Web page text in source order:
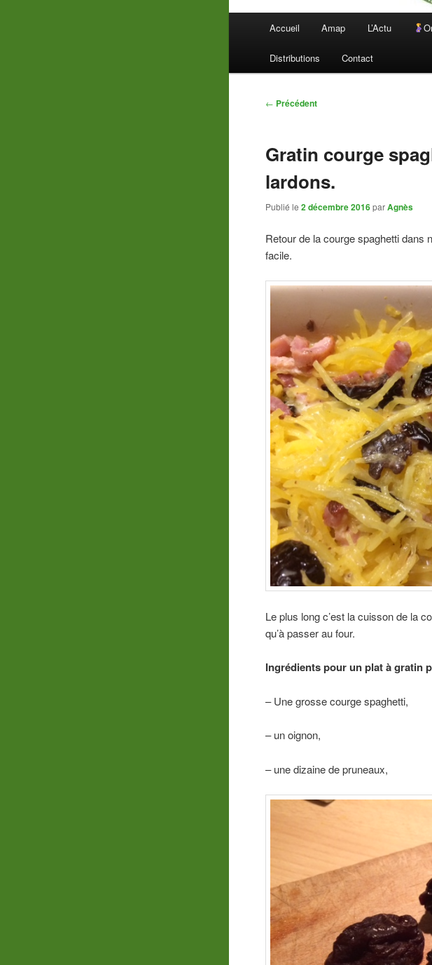
Accueil Amap L’Actu
Distributions Contact
Navigation
← Précédent
Gratin courge
lardons.
Publié le2 décembre 2016 parAgnès
Retour de la courge spaghetti dans
facile.
Le plus long c’est la cuisson de la
qu’à passer au four.
Ingrédients pour un plat à gratin
– Une grosse courge spaghetti,
– un oignon,
– une dizaine de pruneaux,